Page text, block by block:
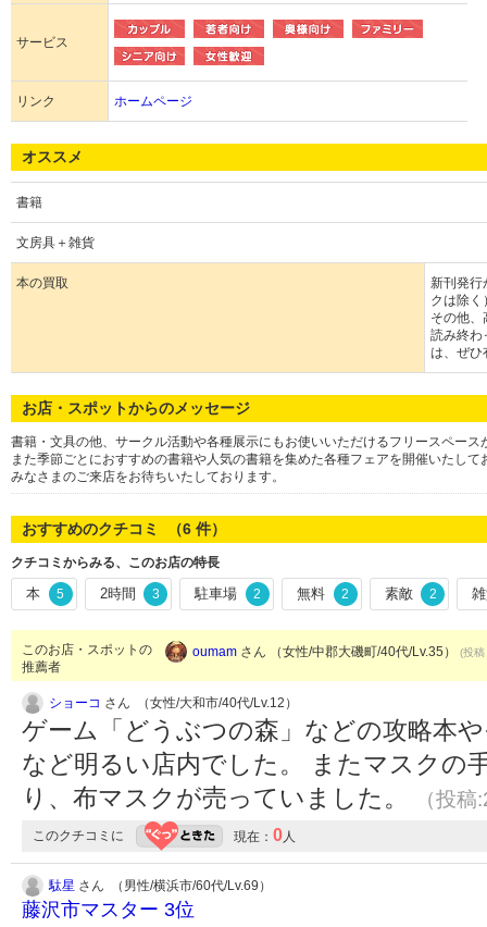
サービス
リンク ホームページ
オススメ
書籍
文房具＋雑貨
本の買取
新刊発行
クは除く
その他、
読み終わ
は、ぜひ
お店・スポットからのメッセージ
書籍・文具の他、サークル活動や各種展示にもお使いいただけるフリースペース
また季節ごとにおすすめの書籍や人気の書籍を集めた各種フェアを開催いたして
みなさまのご来店をお待ちいたしております。
おすすめのクチコミ （6 件）
クチコミからみる、このお店の特長
本 5 2時間 3 駐車場 2 無料 2 素敵 2
このお店・スポットの
推薦者
oumam さん （女性/中郡大磯町/40代/Lv.35） (投
ショーコ さん （女性/大和市/40代/Lv.12）
ゲーム「どうぶつの森」などの攻略本
など明るい店内でした。 またマスクの
り、布マスクが売っていました。
（投
このクチコミに 現在： 0 人
駄星 さん （男性/横浜市/60代/Lv.69）
藤沢市マスター 3位